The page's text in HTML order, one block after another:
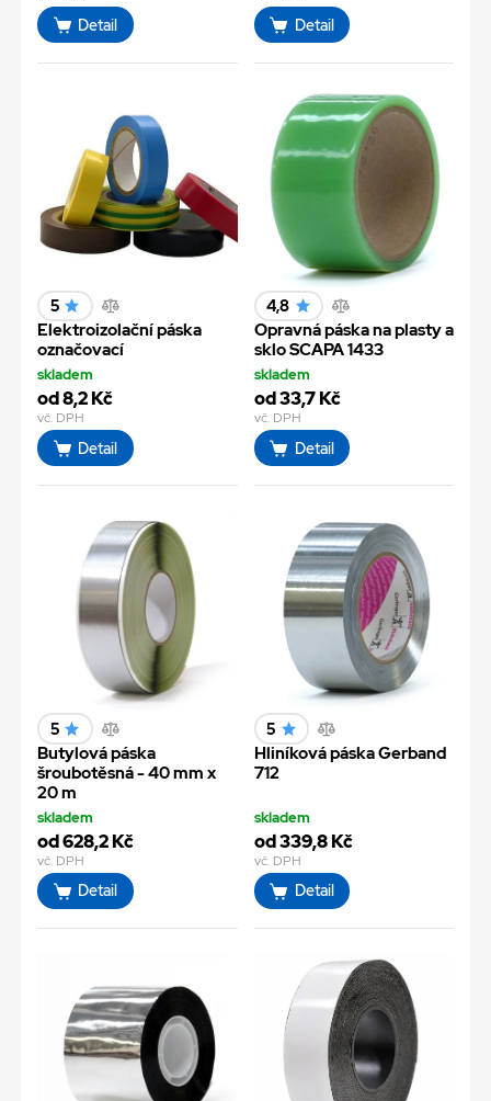
Detail Detail
5
Elektroizolační páska
označovací
skladem
od 8,2 Kč
vč. DPH
Detail
4,8
Opravná páska na plasty a
sklo SCAPA 1433
skladem
od 33,7 Kč
vč. DPH
Detail
5
Butylová páska
šroubotěsná - 40 mm x
20 m
skladem
od 628,2 Kč
vč. DPH
Detail
5
Hliníková páska Gerband
712
skladem
od 339,8 Kč
vč. DPH
Detail